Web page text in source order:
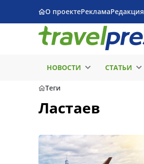
О проектеРекламаРедакция
НОВОСТИ СТАТЬИ
Теги
Ластаев